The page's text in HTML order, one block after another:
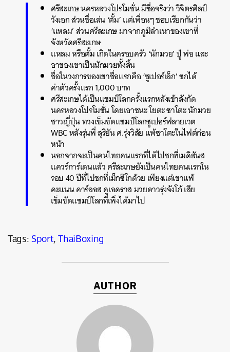
ศรีสะเกษ นครหลวงโปรโมชั่น มีชื่อจริงว่า วิจิตรศิลป์
วังเอก ส่วนชื่อเล่น ‘ตั้ม’ แต่เพื่อนๆ ชอบเรียกกันว่า
‘แหลม’ ส่วนศรีสะเกษ มาจากภูมิลำเนาของเขาที่
จังหวัดศรีสะเกษ
แหลม หรือตั้ม เกิดในครอบครัว ‘นักมวย’ ปู่ พ่อ และ
อาของเขาเป็นนักมวยทั้งสิ้น
ชื่อในวงการของเขาชื่อแรกคือ ‘ซูเปอร์เล็ก’ ชกได้
ค่าตัวครั้งแรก 1,000 บาท
ศรีสะเกษได้เป็นแชมป์โลกครั้งแรกหลังเข้าสังกัด
นครหลวงโปรโมชั่น โดยเอาชนะ โยตะ ซาโตะ นักมวย
ชาวญี่ปุ่น ทวงเข็มขัดแชมป์โลกซูเปอร์ฟลายเวต
WBC หลังรุ่นพี่ สุริยัน ศ.รุ่งวิสัย แพ้ซาโตะในไฟต์ก่อน
หน้า
นอกจากจะเป็นคนไทยคนแรกที่ได้ไปชกที่เมดิสันส
แควร์การ์เดนแล้ว ศรีสะเกษยังเป็นคนไทยคนแรกใน
รอบ 40 ปีที่ไปชกที่เม็กซิโกด้วย เพียงแต่เขาแพ้
คะแนน คาร์ลอส คูเอดราส มวยดาวรุ่งจังโก้ เสีย
เข็มขัดแชมป์โลกที่เพิ่งได้มาไป
Tags:Sport,ThaiBoxing
AUTHOR